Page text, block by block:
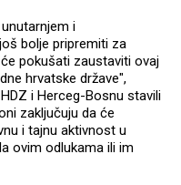
i
bolje pripremiti za
pokušati zaustaviti ovaj
hrvatske države",
i Herceg-Bosnu stavili
zaključuju da će
i tajnu aktivnost u
ovim odlukama ili im